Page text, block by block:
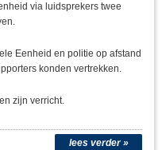
via luidsprekers twee
Eenheid en politie op afstand
konden vertrekken.
zijn verricht.
lees verder »